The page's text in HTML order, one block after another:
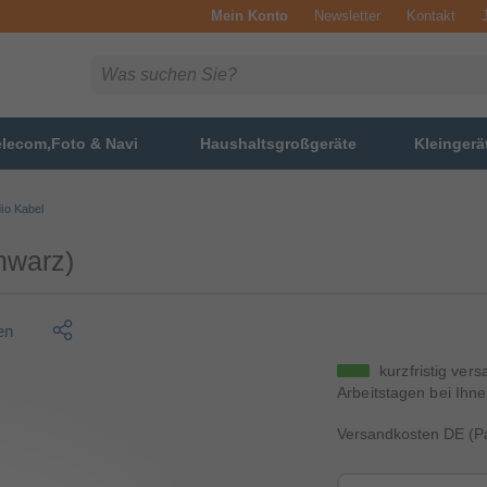
Mein Konto Newsletter Kontakt
& Navi Haushaltsgroßgeräte
Kabel
kurzfristig
Arbeitstagen bei
Versandkosten DE